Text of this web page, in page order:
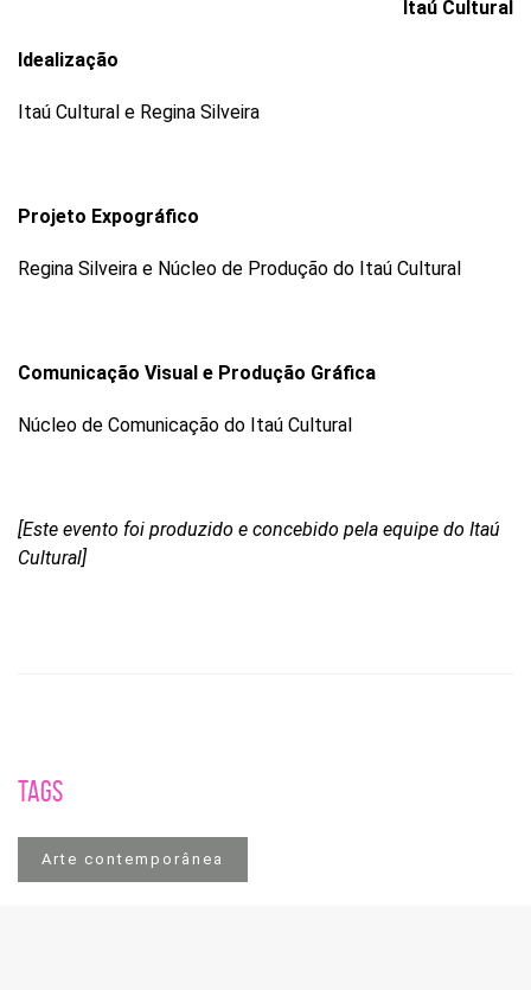
Itaú Cultural
Idealização
Itaú Cultural e Regina Silveira
Projeto Expográfico
Regina Silveira e Núcleo de Produção do Itaú Cultural
Comunicação Visual e Produção Gráfica
Núcleo de Comunicação do Itaú Cultural
[Este evento foi produzido e concebido pela equipe do Itaú
Cultural]
TAGS
Arte contemporânea